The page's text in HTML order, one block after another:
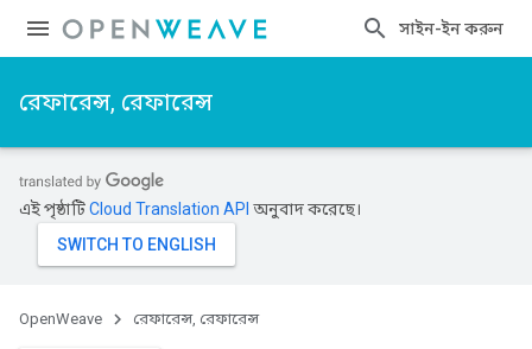
সাইন-ইন করুন
রেফারেন্স, রেফারেন্স
এই পৃষ্ঠাটিCloud Translation API অনুবাদ করেছে।
OpenWeave রেফারেন্স, রেফারেন্স